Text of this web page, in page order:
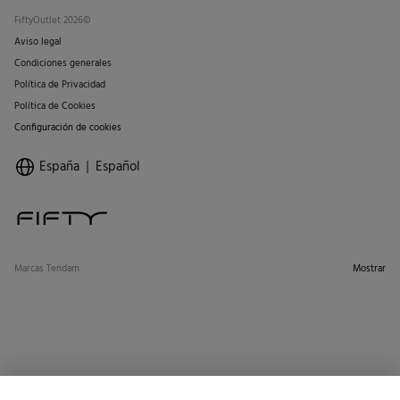
FiftyOutlet 2026©
Aviso legal
Condiciones generales
Política de Privacidad
Política de Cookies
Configuración de cookies
España Español
Marcas Tendam Mostrar